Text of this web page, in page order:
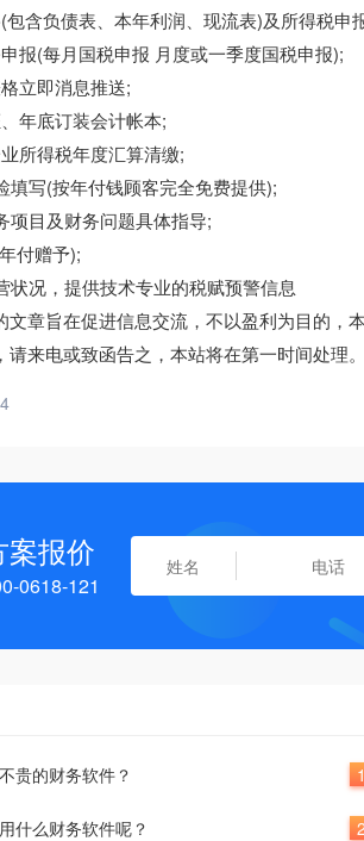
包含负债表、本年利润、现流表)及所得税申
报(每月国税申报 月度或一季度国税申报);
立即消息推送;
年底订装会计帐本;
所得税年度汇算清缴;
填写(按年付钱顾客完全免费提供);
项目及财务问题具体指导;
付赠予);
状况，提供技术专业的税赋预警信息
文章旨在促进信息交流，不以盈利为目的
请来电或致函告之，本站将在第一时间处理
报价
0618-121
贵的财务软件？
什么财务软件呢？